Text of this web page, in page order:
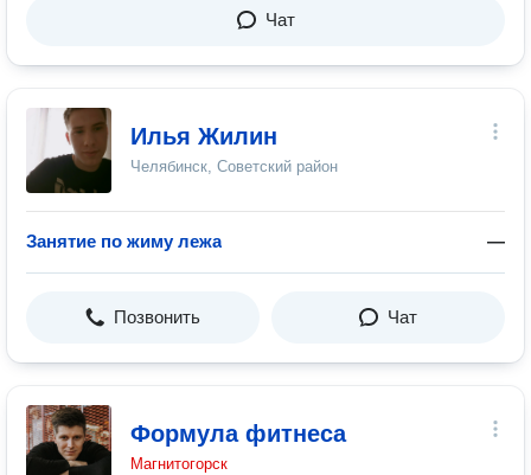
Чат
Илья Жилин
Челябинск, Советский район
Занятие по жиму лежа —
Позвонить Чат
Формула фитнеса
Магнитогорск